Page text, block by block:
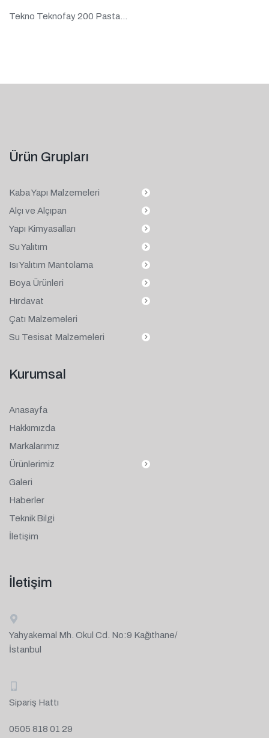
Tekno Teknofay 200 Pasta...
Ürün Grupları
Kaba Yapı Malzemeleri
Alçı ve Alçıpan
Yapı Kimyasalları
Su Yalıtım
Isı Yalıtım Mantolama
Boya Ürünleri
Hırdavat
Çatı Malzemeleri
Su Tesisat Malzemeleri
Kurumsal
Anasayfa
Hakkımızda
Markalarımız
Ürünlerimiz
Galeri
Haberler
Teknik Bilgi
İletişim
İletişim
Yahyakemal Mh. Okul Cd. No:9 Kağıthane/
İstanbul
Sipariş Hattı
0505 818 01 29